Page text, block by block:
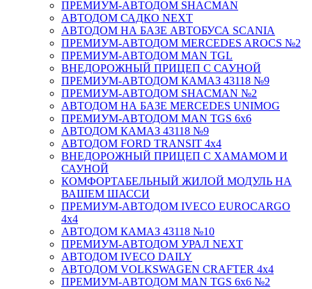
ПРЕМИУМ-АВТОДОМ SHACMAN
АВТОДОМ САДКО NEXT
АВТОДОМ НА БАЗЕ АВТОБУСА SCANIA
ПРЕМИУМ-АВТОДОМ MERCEDES AROCS №2
ПРЕМИУМ-АВТОДОМ MAN TGL
ВНЕДОРОЖНЫЙ ПРИЦЕП С САУНОЙ
ПРЕМИУМ-АВТОДОМ КАМАЗ 43118 №9
ПРЕМИУМ-АВТОДОМ SHACMAN №2
АВТОДОМ НА БАЗЕ MERCEDES UNIMOG
ПРЕМИУМ-АВТОДОМ MAN TGS 6х6
АВТОДОМ КАМАЗ 43118 №9
АВТОДОМ FORD TRANSIT 4x4
ВНЕДОРОЖНЫЙ ПРИЦЕП С ХАМАМОМ И
САУНОЙ
КОМФОРТАБЕЛЬНЫЙ ЖИЛОЙ МОДУЛЬ НА
ВАШЕМ ШАССИ
ПРЕМИУМ-АВТОДОМ IVECO EUROCARGO
4х4
АВТОДОМ КАМАЗ 43118 №10
ПРЕМИУМ-АВТОДОМ УРАЛ NEXT
АВТОДОМ IVECO DAILY
АВТОДОМ VOLKSWAGEN CRAFTER 4х4
ПРЕМИУМ-АВТОДОМ MAN TGS 6х6 №2